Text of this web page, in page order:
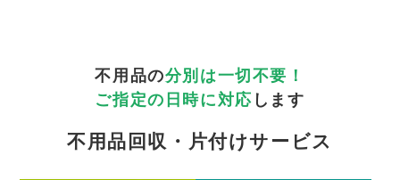
不用品の分別は一切不要！
ご指定の日時に対応 します
不用品回収・片付けサービス